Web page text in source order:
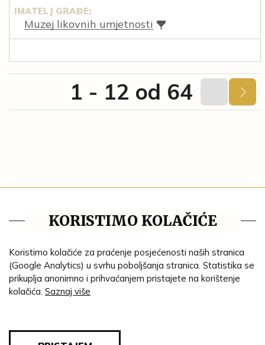
IMATELJ GRAĐE:
Muzej likovnih umjetnosti
1 - 12 od 64
Pravila privatnosti
Tematske cjeline
Impresum
Ustanove
Genealogija
KORISTIMO KOLAČIĆE
Koristimo kolačiće za praćenje posjećenosti naših stranica
(Google Analytics) u svrhu poboljšanja stranica. Statistika se
prikuplja anonimno i prihvaćanjem pristajete na korištenje
kolačića. Saznaj više